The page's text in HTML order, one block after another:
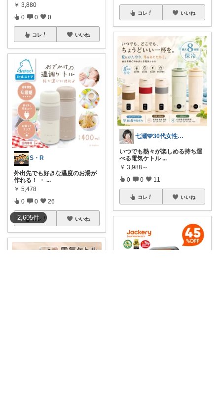
2,605件
￥ 3,880
0 0 0
コレ いいね
S・R
外出先でも好きな温度のお湯が
作れる！ ・ ...
￥ 5,478
0 0 26
コレ いいね
コレ いいね
七瀬🩵30代女性ファッション&美容🩵
いつでも熱々が楽しめる持ち運
べる電気ケトル ...
￥ 3,988～
0 0 11
コレ いいね